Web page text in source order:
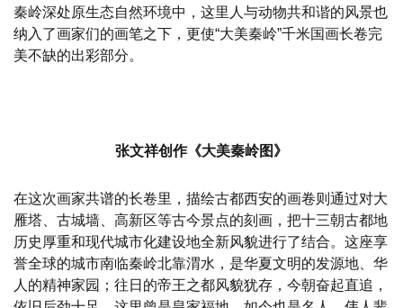
秦岭深处原生态自然环境中，这里人与动物共和谐的风景也
纳入了画家们的画笔之下，更使“大美秦岭”千米国画长卷完
美不缺的出彩部分。
张文祥创作《大美秦岭图》
在这次画家共谱的长卷里，描绘古都西安的画卷则通过对大
雁塔、古城墙、高新区等古今景点的刻画，把十三朝古都地
历史厚重和现代城市化建设地全新风貌进行了结合。这座享
誉全球的城市南临秦岭北靠渭水，是华夏文明的发源地、华
人的精神家园；往日的帝王之都风貌犹存，今朝奋起直追，